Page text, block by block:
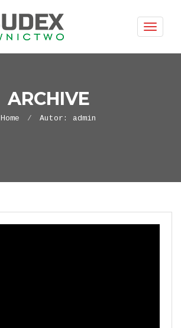
Toggle
ARCHIVE
Home Autor: admin